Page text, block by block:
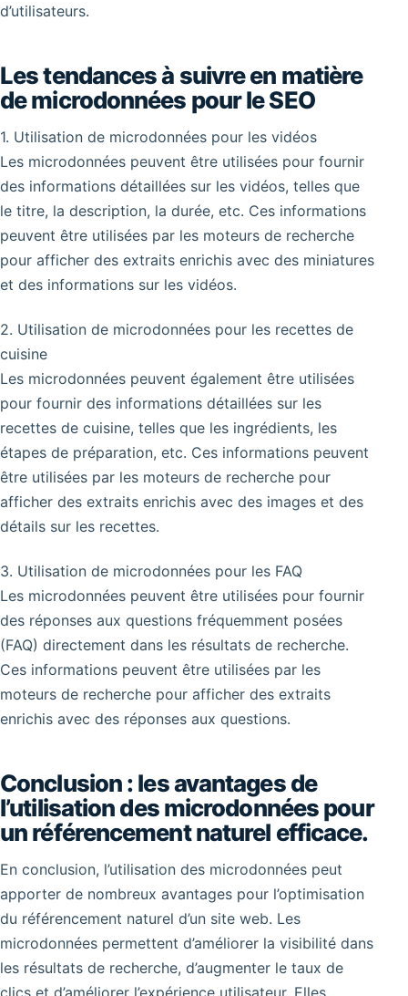
d’utilisateurs.
Les tendances à suivre en matière
de microdonnées pour le SEO
1. Utilisation de microdonnées pour les vidéos
Les microdonnées peuvent être utilisées pour fournir
des informations détaillées sur les vidéos, telles que
le titre, la description, la durée, etc. Ces informations
peuvent être utilisées par les moteurs de recherche
pour afficher des extraits enrichis avec des miniatures
et des informations sur les vidéos.
2. Utilisation de microdonnées pour les recettes de
cuisine
Les microdonnées peuvent également être utilisées
pour fournir des informations détaillées sur les
recettes de cuisine, telles que les ingrédients, les
étapes de préparation, etc. Ces informations peuvent
être utilisées par les moteurs de recherche pour
afficher des extraits enrichis avec des images et des
détails sur les recettes.
3. Utilisation de microdonnées pour les FAQ
Les microdonnées peuvent être utilisées pour fournir
des réponses aux questions fréquemment posées
(FAQ) directement dans les résultats de recherche.
Ces informations peuvent être utilisées par les
moteurs de recherche pour afficher des extraits
enrichis avec des réponses aux questions.
Conclusion : les avantages de
l’utilisation des microdonnées pour
un référencement naturel efficace.
En conclusion, l’utilisation des microdonnées peut
apporter de nombreux avantages pour l’optimisation
du référencement naturel d’un site web. Les
microdonnées permettent d’améliorer la visibilité dans
les résultats de recherche, d’augmenter le taux de